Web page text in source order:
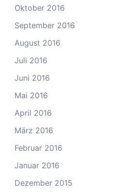
Oktober 2016
September 2016
August 2016
Juli 2016
Juni 2016
Mai 2016
April 2016
März 2016
Februar 2016
Januar 2016
Dezember 2015